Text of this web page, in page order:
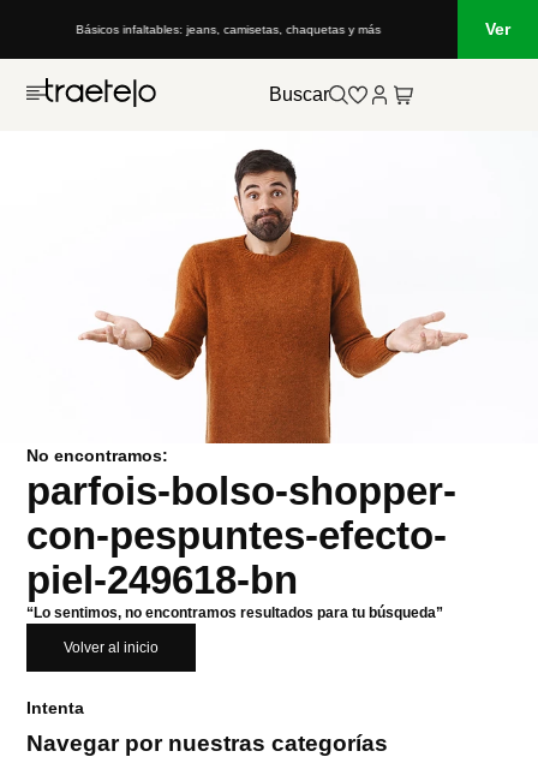
Básicos infaltables: jeans, camisetas, chaquetas y más Ver
Buscar
No encontramos:
parfois-bolso-shopper-
con-pespuntes-efecto-
piel-249618-bn
“Lo sentimos, no encontramos resultados para tu búsqueda”
Volver al inicio
Intenta
Navegar por nuestras categorías